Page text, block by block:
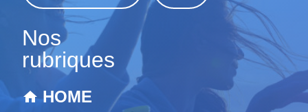
Nos
rubriques
HOME